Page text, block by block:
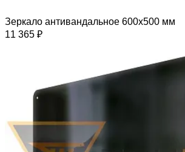
Зеркало антивандальное 600х500 мм
11 365 ₽